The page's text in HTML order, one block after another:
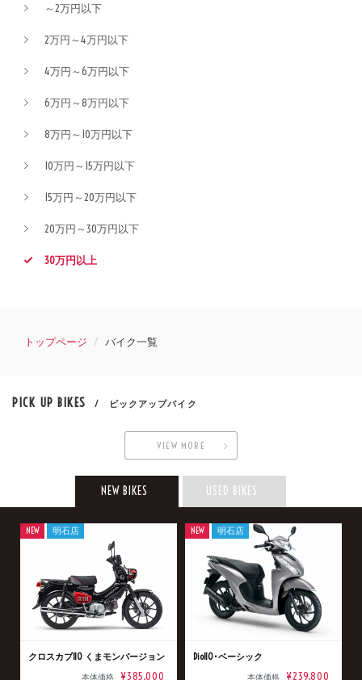
～2万円以下
2万円～4万円以下
4万円～6万円以下
6万円～8万円以下
8万円～10万円以下
10万円～15万円以下
15万円～20万円以下
20万円～30万円以下
30万円以上
トップページ バイク一覧
PICK UP BIKES / ピックアップバイク
VIEW MORE
NEW BIKES USED BIKES
クロスカブ110 くまモンバージョン
本体価格 ¥385,000
NEW 明石店
Dio110･ベーシック
本体価格 ¥239,800
NEW 明石店